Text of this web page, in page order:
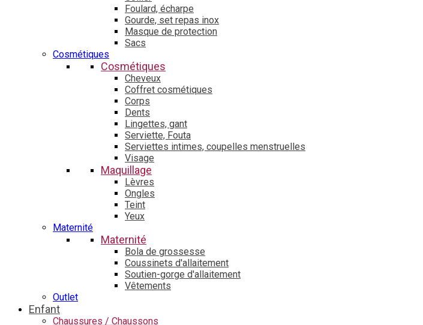
Foulard, écharpe
Gourde, set repas inox
Masque de protection
Sacs
Cosmétiques
Cosmétiques
Cheveux
Coffret cosmétiques
Corps
Dents
Lingettes, gant
Serviette, Fouta
Serviettes intimes, coupelles menstruelles
Visage
Maquillage
Lèvres
Ongles
Teint
Yeux
Maternité
Maternité
Bola de grossesse
Coussinets d'allaitement
Soutien-gorge d'allaitement
Vêtements
Outlet
Enfant
Chaussures / Chaussons